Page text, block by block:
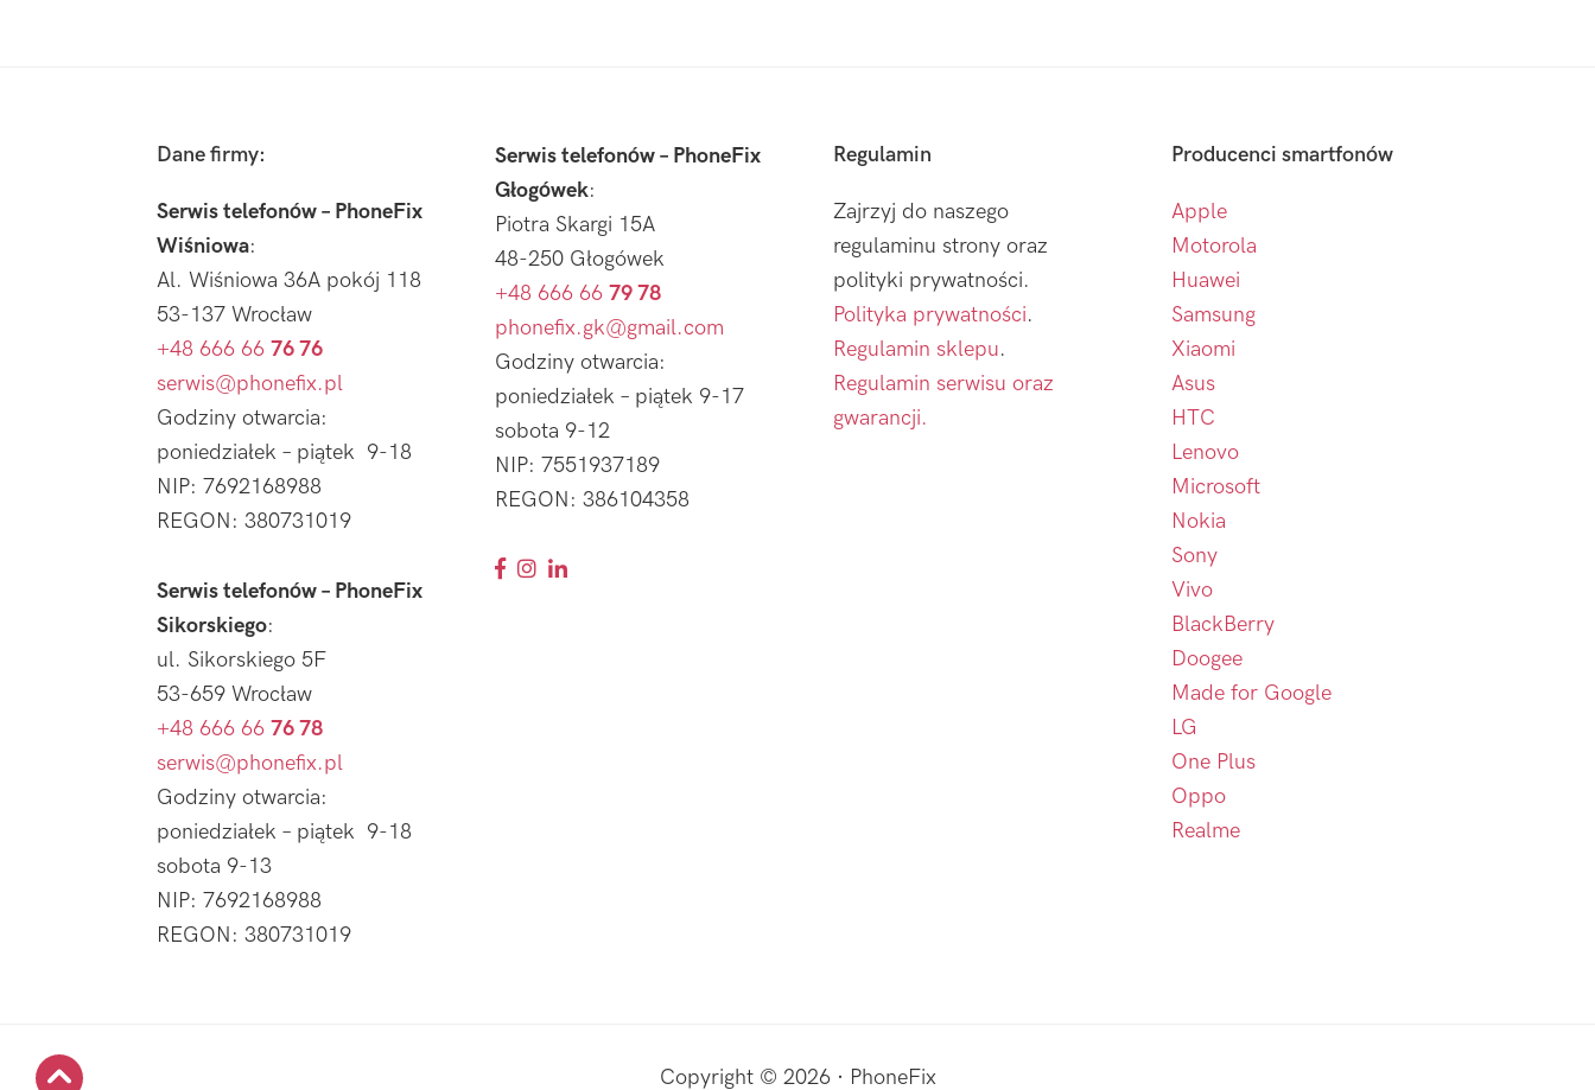
Dane firmy:
Serwis telefonów – PhoneFix
Wiśniowa:
Al. Wiśniowa 36A pokój 118
53-137 Wrocław
+48 666 66 76 76
serwis@phonefix.pl
Godziny otwarcia:
poniedziałek – piątek 9-18
NIP: 7692168988
REGON: 380731019
Serwis telefonów – PhoneFix
Sikorskiego:
ul. Sikorskiego 5F
53-659 Wrocław
+48 666 66 76 78
serwis@phonefix.pl
Godziny otwarcia:
poniedziałek – piątek 9-18
sobota 9-13
NIP: 7692168988
REGON: 380731019
Serwis telefonów – PhoneFix
Głogówek:
Piotra Skargi 15A
48-250 Głogówek
+48 666 66 79 78
phonefix.gk@gmail.com
Godziny otwarcia:
poniedziałek – piątek 9-17
sobota 9-12
NIP: 7551937189
REGON: 386104358
Regulamin
Zajrzyj do naszego
regulaminu strony oraz
polityki prywatności.
Polityka prywatności.
Regulamin sklepu.
Regulamin serwisu oraz
gwarancji.
Producenci smartfonów
Apple
Motorola
Huawei
Samsung
Xiaomi
Asus
HTC
Lenovo
Microsoft
Nokia
Sony
Vivo
BlackBerry
Doogee
Made for Google
LG
One Plus
Oppo
Realme
Copyright © 2026 · PhoneFix